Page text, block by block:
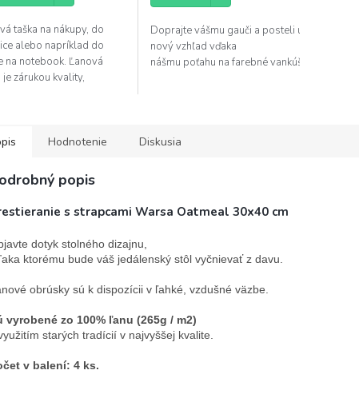
taška na nákupy, do
alebo napríklad do
na notebook. Ľanová
je zárukou kvality,
Doprajte vášmu gauči a posteli úplne
nový vzhľad vďaka
nášmu poťahu na farebné vankúše vyrobené...
Hodnotenie Diskusia
popis
s strapcami Warsa Oatmeal 30x40 cm
dotyk stolného dizajnu,
ktorému bude váš jedálenský stôl vyčnievať z davu.
obrúsky sú k dispozícii v ľahké, vzdušné väzbe.
vyrobené zo 100% ľanu (265g / m2)
starých tradícií v najvyššej kvalite.
v balení: 4 ks.